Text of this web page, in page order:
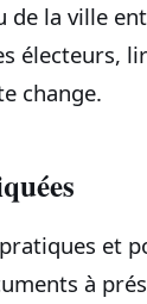
de la ville
électeurs,
change.
et
à